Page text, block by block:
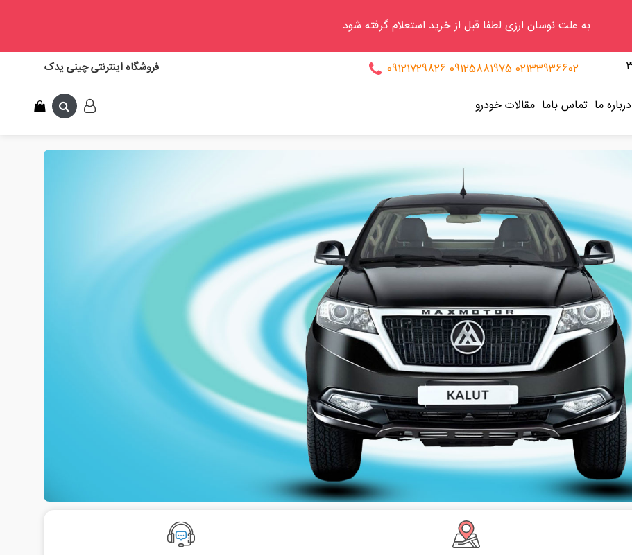
به علت نوسان ارزی لطفا قبل از خرید استعلام گرفته شود
02133936602
09125881975
09121729826 فروشگاه اینترنتی چینی یدک
درباره ما تماس باما مقالات خودرو